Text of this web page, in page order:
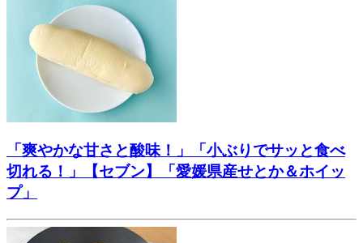
「爽やかな甘さと酸味！」「小ぶりでサッと食べ
切れる！」【セブン】「愛媛県産せとか＆ホイッ
プ」